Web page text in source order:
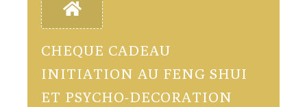
CHEQUE CADEAU
INITIATION AU FENG SHUI
ET PSYCHO-DECORATION